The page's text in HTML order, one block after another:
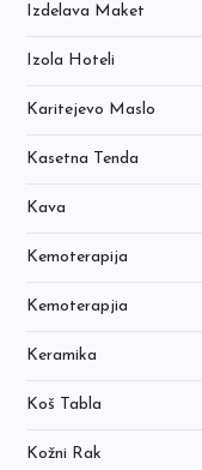
Izdelava Maket
Izola Hoteli
Karitejevo Maslo
Kasetna Tenda
Kava
Kemoterapija
Kemoterapjia
Keramika
Koš Tabla
Kožni Rak